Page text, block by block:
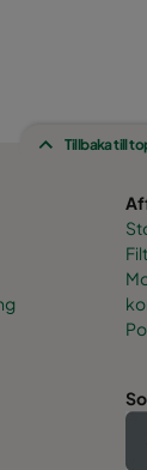
Tillbaka till